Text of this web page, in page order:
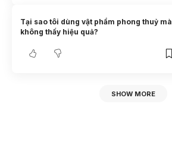
Tại sao tôi dùng vật phẩm phong thuỷ mà
không thấy hiệu quả?
SHOW MORE